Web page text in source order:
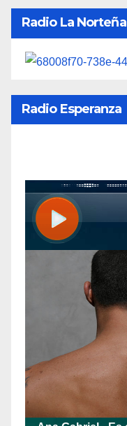
Radio La Norteña
Radio Esperanza